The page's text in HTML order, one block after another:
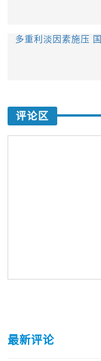
多重利淡因素施压
评论区
最新评论